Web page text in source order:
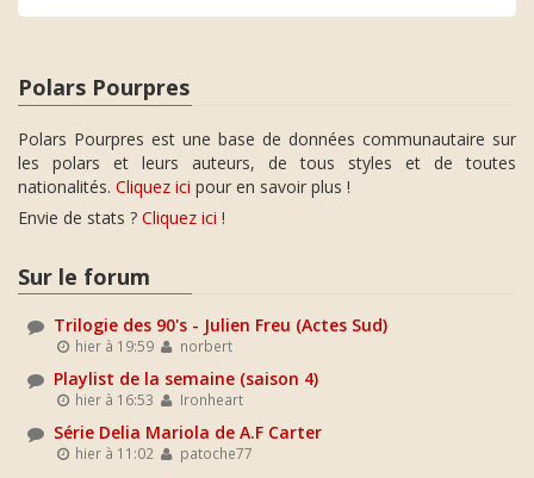
Polars Pourpres
Polars Pourpres est une base de données communautaire sur
les polars et leurs auteurs, de tous styles et de toutes
nationalités. Cliquez ici pour en savoir plus !
Envie de stats ? Cliquez ici !
Sur le forum
Trilogie des 90's - Julien Freu (Actes Sud)
hier à 19:59 norbert
Playlist de la semaine (saison 4)
hier à 16:53 Ironheart
Série Delia Mariola de A.F Carter
hier à 11:02 patoche77